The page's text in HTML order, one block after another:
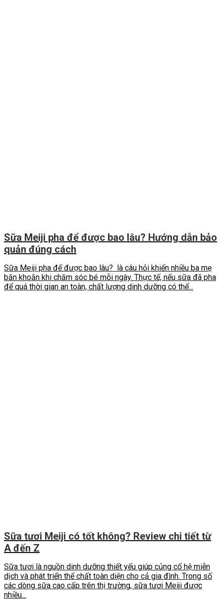
Sữa Meiji pha để được bao lâu? Hướng dẫn bảo
quản đúng cách
Sữa Meiji pha để được bao lâu? là câu hỏi khiến nhiều ba mẹ
băn khoăn khi chăm sóc bé mỗi ngày. Thực tế, nếu sữa đã pha
để quá thời gian an toàn, chất lượng dinh dưỡng có thể...
Sữa tươi Meiji có tốt không? Review chi tiết từ
A đến Z
Sữa tươi là nguồn dinh dưỡng thiết yếu giúp củng cố hệ miễn
dịch và phát triển thể chất toàn diện cho cả gia đình. Trong số
các dòng sữa cao cấp trên thị trường, sữa tươi Meiji được
nhiều...